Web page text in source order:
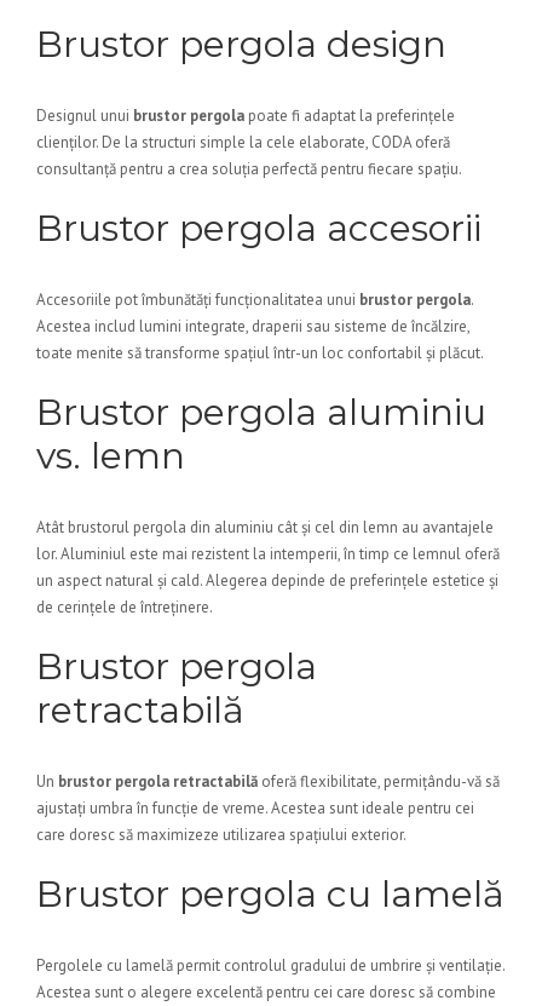
Brustor pergola design
Designul unui brustor pergola poate fi adaptat la preferințele
clienților. De la structuri simple la cele elaborate, CODA oferă
consultanță pentru a crea soluția perfectă pentru fiecare spațiu.
Brustor pergola accesorii
Accesoriile pot îmbunătăți funcționalitatea unui brustor pergola.
Acestea includ lumini integrate, draperii sau sisteme de încălzire,
toate menite să transforme spațiul într-un loc confortabil și plăcut.
Brustor pergola aluminiu
vs. lemn
Atât brustorul pergola din aluminiu cât și cel din lemn au avantajele
lor. Aluminiul este mai rezistent la intemperii, în timp ce lemnul oferă
un aspect natural și cald. Alegerea depinde de preferințele estetice și
de cerințele de întreținere.
Brustor pergola
retractabilă
Un brustor pergola retractabilă oferă flexibilitate, permițându-vă să
ajustați umbra în funcție de vreme. Acestea sunt ideale pentru cei
care doresc să maximizeze utilizarea spațiului exterior.
Brustor pergola cu lamelă
Pergolele cu lamelă permit controlul gradului de umbrire și ventilație.
Acestea sunt o alegere excelentă pentru cei care doresc să combine